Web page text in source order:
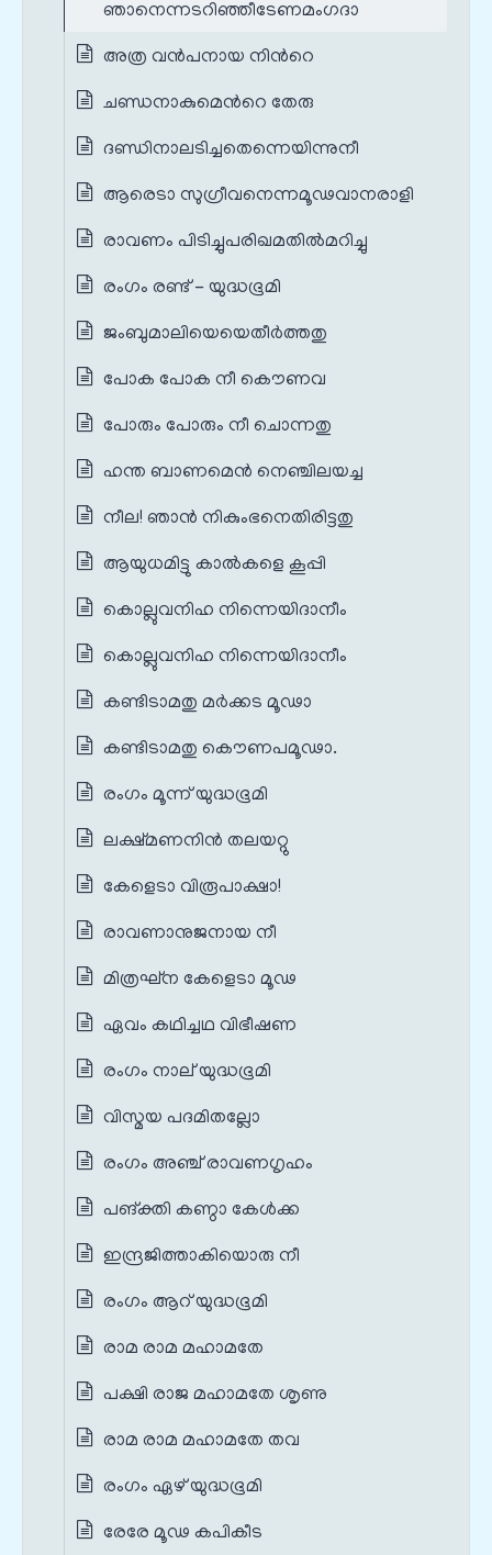
ഞാനെന്നടറിഞ്ഞീടേണമംഗദാ
അത്ര വന്‍പനായ നിന്‍റെ
ചണ്ഡനാകുമെന്‍റെ തേരു
ദണ്ഡിനാലടിച്ചതെന്നെയിന്നുനീ
ആരെടാ സുഗ്രീവനെന്നമൂഢവാനരാളി
രാവണം പിടിച്ചുപരിഖമതില്‍മറിച്ചു
രംഗം രണ്ട് - യുദ്ധഭൂമി
ജംബുമാലിയെയെതീര്‍ത്തതു
പോക പോക നീ കൌണവ
പോരും പോരും നീ ചൊന്നതു
ഹന്ത ബാണമെൻ നെഞ്ചിലയച്ച
നീല! ഞാന്‍ നികുംഭനെതിരിട്ടതു
ആയുധമിട്ടു കാല്‍കളെ കൂപ്പി
കൊല്ലുവനിഹ നിന്നെയിദാനീം
കൊല്ലുവനിഹ നിന്നെയിദാനീം
കണ്ടിടാമതു മര്‍ക്കട മൂഢാ
കണ്ടിടാമതു കൌണപമൂഢാ.
രംഗം മൂന്ന് യുദ്ധഭൂമി
ലക്ഷ്മണനിന്‍ തലയറ്റു
കേളെടാ വിരൂപാക്ഷാ!
രാവണാനുജനായ നീ
മിത്രഘ്ന കേളെടാ മൂഢ
ഏവം കഥിച്ചഥ വിഭീഷണ
രംഗം നാല് യുദ്ധഭൂമി
വിസ്മയ പദമിതല്ലോ
രംഗം അഞ്ച് രാവണഗൃഹം
പങ്‌ക്തി കണ്ഠാ കേള്‍ക്ക
ഇന്ദ്രജിത്താകിയൊരു നീ
രംഗം ആറ് യുദ്ധഭൂമി
രാമ രാമ മഹാമതേ
പക്ഷി രാജ മഹാമതേ ശൃണു
രാമ രാമ മഹാമതേ തവ
രംഗം ഏഴ് യുദ്ധഭൂമി
രേരേ മൂഢ കപികീട